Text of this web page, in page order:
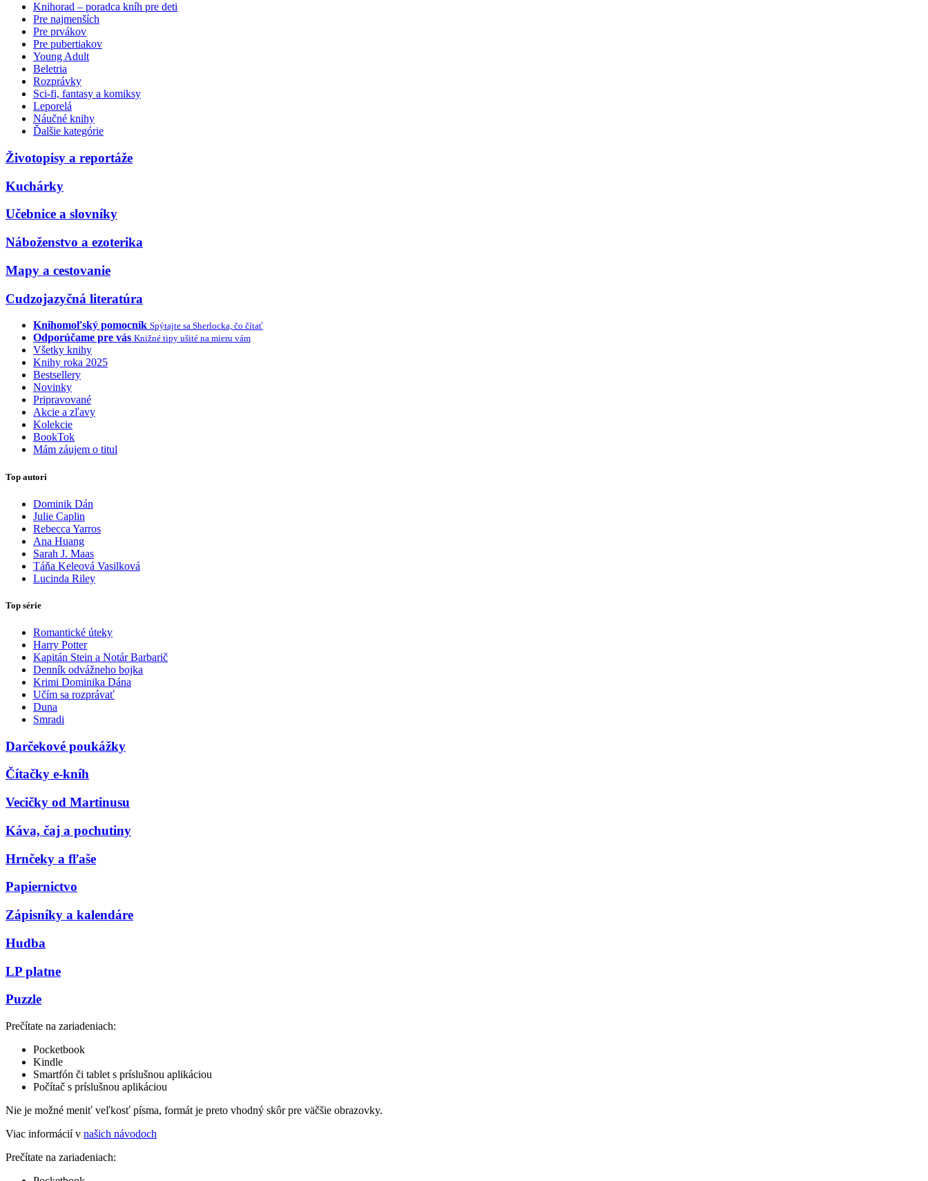
Knihorad – poradca kníh pre deti
Pre najmenších
Pre prvákov
Pre pubertiakov
Young Adult
Beletria
Rozprávky
Sci-fi, fantasy a komiksy
Leporelá
Náučné knihy
Ďalšie kategórie
Životopisy a reportáže
Kuchárky
Učebnice a slovníky
Náboženstvo a ezoterika
Mapy a cestovanie
Cudzojazyčná literatúra
Knihomoľský pomocník Spýtajte sa Sherlocka, čo čítať
Odporúčame pre vás Knižné tipy ušité na mieru vám
Všetky knihy
Knihy roka 2025
Bestsellery
Novinky
Pripravované
Akcie a zľavy
Kolekcie
BookTok
Mám záujem o titul
Top autori
Dominik Dán
Julie Caplin
Rebecca Yarros
Ana Huang
Sarah J. Maas
Táňa Keleová Vasilková
Lucinda Riley
Top série
Romantické úteky
Harry Potter
Kapitán Stein a Notár Barbarič
Denník odvážneho bojka
Krimi Dominika Dána
Učím sa rozprávať
Duna
Smradi
Darčekové poukážky
Čítačky e-kníh
Vecičky od Martinusu
Káva, čaj a pochutiny
Hrnčeky a fľaše
Papiernictvo
Zápisníky a kalendáre
Hudba
LP platne
Puzzle
Prečítate na zariadeniach:
Pocketbook
Kindle
Smartfón či tablet s príslušnou aplikáciou
Počítač s príslušnou aplikáciou
Nie je možné meniť veľkosť písma, formát je preto vhodný skôr pre väčšie obrazovky.
Viac informácií v našich návodoch
Prečítate na zariadeniach: